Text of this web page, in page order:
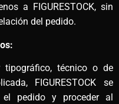
a FIGURESTOCK, sin
del pedido.
tipográfico, técnico o de
FIGURESTOCK se
pedido y proceder al